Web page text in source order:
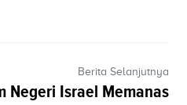
Berita Selanjutnya
Negeri Israel Memanas